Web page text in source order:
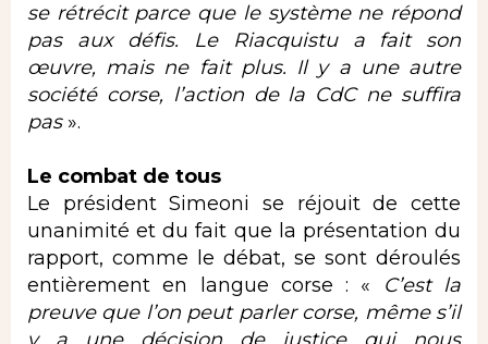
se rétrécit parce que le système ne répond
pas aux défis. Le Riacquistu a fait son
œuvre, mais ne fait plus. Il y a une autre
société corse, l’action de la CdC ne suffira
pas ».
Le combat de tous
Le président Simeoni se réjouit de cette
unanimité et du fait que la présentation du
rapport, comme le débat, se sont déroulés
entièrement en langue corse : «
C’est la
preuve que l’on peut parler corse, même s’il